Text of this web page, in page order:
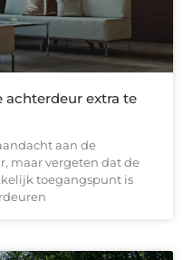
achterdeur extra te
aan de
maar vergeten dat de
toegangspunt is